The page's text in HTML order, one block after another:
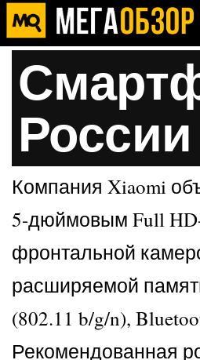
России
Компания Xiaomi
5-дюймовым Full
фронтальной
расширяемой
(802.11 b/g/n),
Рекомендованная